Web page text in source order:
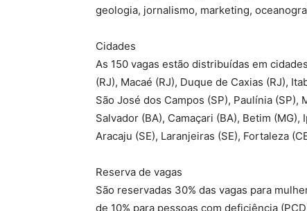
geologia, jornalismo, marketing,
Cidades
As 150 vagas estão distribuídas em
(RJ), Macaé (RJ), Duque de Caxias (RJ),
São José dos Campos (SP), Paulínia (SP),
Salvador (BA), Camaçari (BA), Betim (MG),
Aracaju (SE), Laranjeiras (SE), Fortaleza
Reserva de vagas
São reservadas 30% das vagas para
de 10% para pessoas com deficiência